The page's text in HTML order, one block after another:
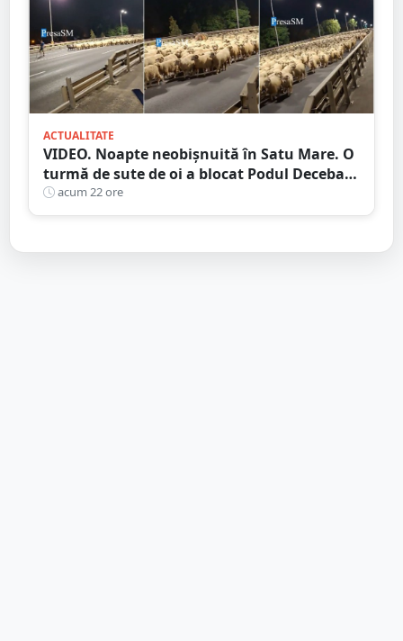
ACTUALITATE
VIDEO. Noapte neobișnuită în Satu Mare. O
turmă de sute de oi a blocat Podul Decebal.
Gest de apreciat al ciobanului
acum 22 ore